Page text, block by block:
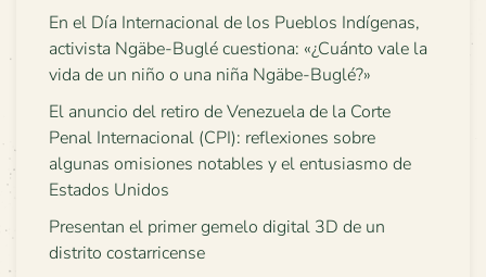
En el Día Internacional de los Pueblos Indígenas,
activista Ngäbe-Buglé cuestiona: «¿Cuánto vale la
vida de un niño o una niña Ngäbe-Buglé?»
El anuncio del retiro de Venezuela de la Corte
Penal Internacional (CPI): reflexiones sobre
algunas omisiones notables y el entusiasmo de
Estados Unidos
Presentan el primer gemelo digital 3D de un
distrito costarricense